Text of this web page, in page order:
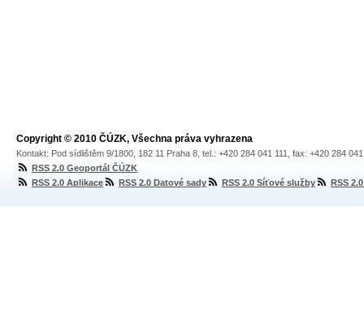
Copyright © 2010 ČÚZK, Všechna práva vyhrazena
Kontakt: Pod sídlištěm 9/1800, 182 11 Praha 8, tel.: +420 284 041 111, fax: +420 284
RSS 2.0 Geoportál ČÚZK
RSS 2.0 Aplikace
RSS 2.0 Datové sady RSS 2.0 Síťové služby RSS